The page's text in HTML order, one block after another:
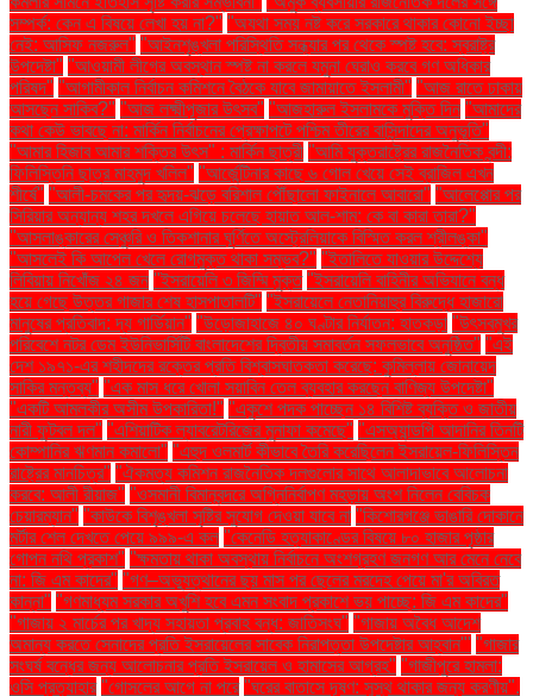
সম্পর্ক: কেন এ বিষয়ে লেখা হয় না?" "অযথা সময় নষ্ট করে সরকারে থাকার কোনো ইচ্ছা
নেই: আসিফ নজরুল" "আইনশৃঙ্খলা পরিস্থিতি সন্ধ্যার পর থেকে স্পষ্ট হবে: স্বরাষ্ট্র
উপদেষ্টা" "আওয়ামী লীগের অবস্থান স্পষ্ট না করলে যমুনা ঘেরাও করবে গণ অধিকার
পরিষদ" "আগামীকাল নির্বাচন কমিশনে বৈঠকে যাবে জামায়াতে ইসলামী" "আজ রাতে ঢাকায়
আসছেন সাকিব?" "আজ লক্ষ্মীপূজার উৎসব" "আজহারুল ইসলামকে মুক্তি দিন "আমাদের
কথা কেউ ভাবছে না: মার্কিন নির্বাচনের প্রেক্ষাপটে পশ্চিম তীরের বাসিন্দাদের অনুভূতি"
"আমার হিজাব আমার শক্তির উৎস" : মার্কিন ছাত্রী "আমি যুক্তরাষ্ট্রের রাজনৈতিক বন্দী:
ফিলিস্তিনি ছাত্র মাহমুদ খলিল" "আর্জেন্টিনার কাছে ৬ গোল খেয়ে সেই ব্রাজিল এখন
শীর্ষে" "আলী-চমকের পর হৃদয়-ঝড়ে বরিশাল পৌঁছালো ফাইনালে আবারো" "আলেপ্পোর পর
সিরিয়ার অন্যান্য শহর দখলে এগিয়ে চলেছে হায়াত আল-শাম: কে বা কারা তারা?"
"আসলাঙ্কারের সেঞ্চুরি ও তিকশানার ঘূর্ণিতে অস্ট্রেলিয়াকে বিস্মিত করল শ্রীলঙ্কা"
"আসলেই কি আপেল খেলে রোগমুক্ত থাকা সম্ভব?" "ইতালিতে যাওয়ার উদ্দেশ্যে
লিবিয়ায় নিখোঁজ ২৪ জন "ইসরায়েলি ৩ জিম্মি মুক্ত "ইসরায়েলি বাহিনীর অভিযানে বন্ধ
হয়ে গেছে উত্তর গাজার শেষ হাসপাতালটি" "ইসরায়েলে নেতানিয়াহুর বিরুদ্ধে হাজারো
মানুষের প্রতিবাদ: দ্য গার্ডিয়ান" "উড়োজাহাজে ৪০ ঘণ্টার নির্যাতন: হাতকড়া "উৎসবমুখর
পরিবেশে নটর ডেম ইউনিভার্সিটি বাংলাদেশের দ্বিতীয় সমাবর্তন সফলভাবে অনুষ্ঠিত" "এই
দেশ ১৯৭১-এর শহীদদের রক্তের প্রতি বিশ্বাসঘাতকতা করেছে: কুমিল্লায় জোনায়েদ
সাকির মন্তব্য" "এক মাস ধরে খোলা সয়াবিন তেল ব্যবহার করছেন বাণিজ্য উপদেষ্টা"
"একটি আমলকীর অসীম উপকারিতা!" "একুশে পদক পাচ্ছেন ১৪ বিশিষ্ট ব্যক্তি ও জাতীয়
নারী ফুটবল দল" "এশিয়াটিক ল্যাবরেটরিজের মুনাফা কমেছে" "এসঅ্যান্ডপি আদানির তিনটি
কোম্পানির ঋণমান কমালো" "এহুদ ওলমার্ট কীভাবে তৈরি করেছিলেন ইসরায়েল-ফিলিস্তিন
রাষ্ট্রের মানচিত্র" "ঐকমত্য কমিশন রাজনৈতিক দলগুলোর সাথে আলাদাভাবে আলোচনা
করবে: আলী রীয়াজ" "ওসমানী বিমানবন্দরে অগ্নিনির্বাপণ মহড়ায় অংশ নিলেন বেবিচক
চেয়ারম্যান" "কাউকে বিশৃঙ্খলা সৃষ্টির সুযোগ দেওয়া যাবে না "কিশোরগঞ্জে ভাঙারি দোকানে
মর্টার শেল দেখতে পেয়ে ৯৯৯-এ কল "কেনেডি হত্যাকাণ্ডের বিষয়ে ৮০ হাজার পৃষ্ঠার
গোপন নথি প্রকাশ" "ক্ষমতায় থাকা অবস্থায় নির্বাচনে অংশগ্রহণ জনগণ আর মেনে নেবে
না: জি এম কাদের" "গণ–অভ্যুত্থানের ছয় মাস পর ছেলের মরদেহ পেয়ে মা'র অবিরত
কান্না" "গণমাধ্যম সরকার অখুশি হবে এমন সংবাদ প্রকাশে ভয় পাচ্ছে: জি এম কাদের"
"গাজায় ২ মার্চের পর খাদ্য সহায়তা প্রবাহ বন্ধ: জাতিসংঘ" "গাজায় অবৈধ আদেশ
অমান্য করতে সেনাদের প্রতি ইসরায়েলের সাবেক নিরাপত্তা উপদেষ্টার আহ্বান"' "গাজার
সংঘর্ষ বন্ধের জন্য আলোচনার প্রতি ইসরায়েল ও হামাসের আগ্রহ" "গাজীপুরে হামলা:
ওসি প্রত্যাহার "গোসলের আগে না পরে "ঘরের বাতাসে দূষণ: সুস্থ থাকার জন্য করণীয়".